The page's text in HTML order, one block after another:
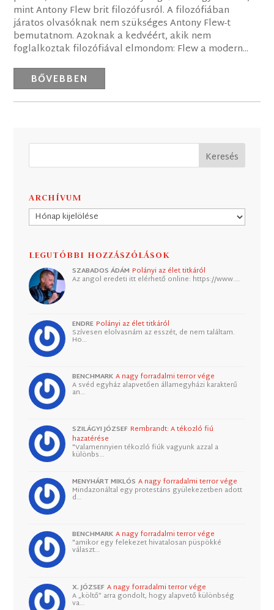
mint Antony Flew brit filozófusról. A filozófiában
járatos olvasóknak nem szükséges Antony Flew-t
bemutatnom. Azoknak a kedvéért, akik nem
foglalkoztak filozófiával elmondom: Flew a modern...
BŐVEBBEN
ARCHÍVUM
Archívum
LEGUTÓBBI HOZZÁSZÓLÁSOK
SZABADOS ÁDÁM Polányi az élet titkáról
Az angol eredeti itt elérhető online: https://www.…
ENDRE Polányi az élet titkáról
Szívesen elolvasnám az esszét, de nem találtam.
Ho…
BENCHMARK A nagy forradalmi terror vége
A svéd egyház alapvetően államegyházi karakterű
an…
SZILÁGYI JÓZSEF Rembrandt: A tékozló fiú
hazatérése
"Valamennyien tékozló fiúk vagyunk azzal a
különbs…
MENYHÁRT MIKLÓS A nagy forradalmi terror vége
Mindazonáltal egy protestáns gyülekezetben adott
d…
BENCHMARK A nagy forradalmi terror vége
"amikor egy felekezet hivatalosan püspökké
választ…
X. JÓZSEF A nagy forradalmi terror vége
A „költő” arra gondolt, hogy alapvető különbség
va…